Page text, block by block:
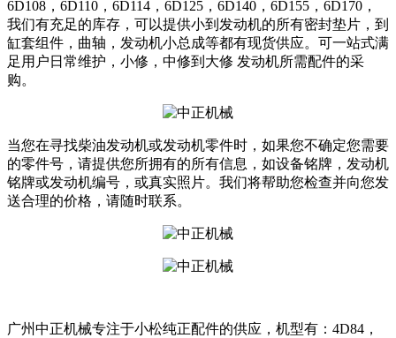
6D108，6D110，6D114，6D125，6D140，6D155，6D170，
我们有充足的库存，可以提供小到发动机的所有密封垫片，到
缸套组件，曲轴，发动机小总成等都有现货供应。可一站式满
足用户日常维护，小修，中修到大修 发动机所需配件的采
购。
当您在寻找柴油发动机或发动机零件时，如果您不确定您需要
的零件号，请提供您所拥有的所有信息，如设备铭牌，发动机
铭牌或发动机编号，或真实照片。我们将帮助您检查并向您发
送合理的价格，请随时联系。
广州中正机械专注于小松纯正配件的供应，机型有：4D84，